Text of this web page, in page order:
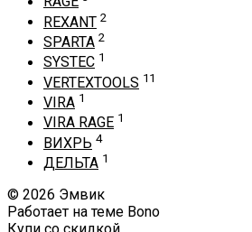
REXANT 2
SPARTA 2
SYSTEC 1
VERTEXTOOLS 11
VIRA 1
VIRA RAGE 1
ВИХРЬ 4
ДЕЛЬТА 1
© 2026 Эмвик
Работает на теме Bono